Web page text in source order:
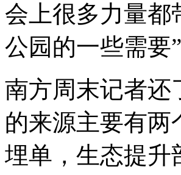
会上很多力量都
公园的一些需要”
南方周末记者还
的来源主要有两
埋单，生态提升